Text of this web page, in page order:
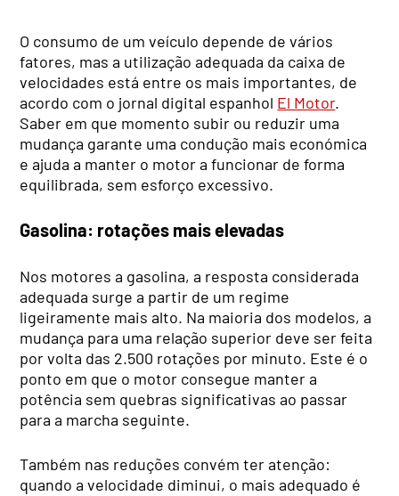
O consumo de um veículo depende de vários
fatores, mas a utilização adequada da caixa de
velocidades está entre os mais importantes, de
acordo com o jornal digital espanhol El Motor.
Saber em que momento subir ou reduzir uma
mudança garante uma condução mais económica
e ajuda a manter o motor a funcionar de forma
equilibrada, sem esforço excessivo.
Gasolina: rotações mais elevadas
Nos motores a gasolina, a resposta considerada
adequada surge a partir de um regime
ligeiramente mais alto. Na maioria dos modelos, a
mudança para uma relação superior deve ser feita
por volta das 2.500 rotações por minuto. Este é o
ponto em que o motor consegue manter a
potência sem quebras significativas ao passar
para a marcha seguinte.
Também nas reduções convém ter atenção:
quando a velocidade diminui, o mais adequado é